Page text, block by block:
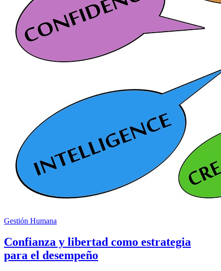
Gestión Humana
Confianza y libertad como estrategia
para el desempeño